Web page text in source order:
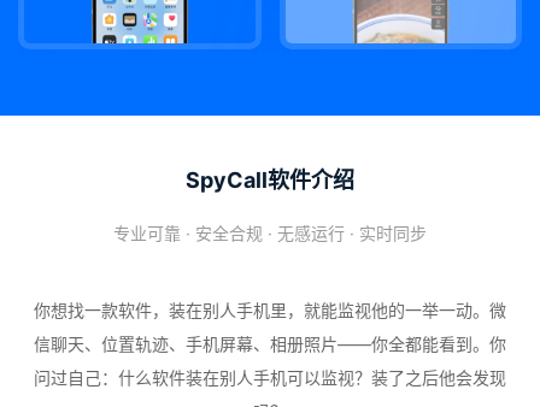
SpyCall软件介绍
专业可靠 · 安全合规 · 无感运行 · 实时同步
你想找一款软件，装在别人手机里，就能监视他的一举一动。微
信聊天、位置轨迹、手机屏幕、相册照片——你全都能看到。你
问过自己：什么软件装在别人手机可以监视？装了之后他会发现